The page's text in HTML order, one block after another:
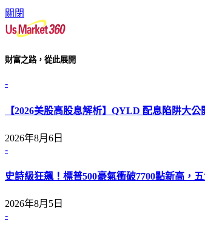
關閉
財富之路，從此展開
-
【2026美股高股息解析】QYLD 配息陷阱大
2026年8月6日
-
史詩級狂飆！標普500豪氣衝破7700點新高，
2026年8月5日
-